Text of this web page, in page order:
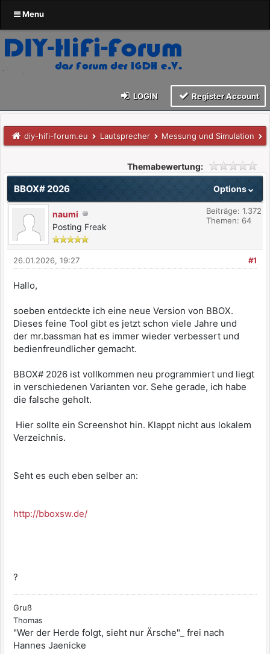
Menu
LOGIN Register Account
diy-hifi-forum.eu Lautsprecher Messung und Simulation
Themabewertung:
Options
BBOX# 2026
naumi
Posting Freak
Beiträge: 1.372
Themen: 64
#1
26.01.2026, 19:27
Hallo,
soeben entdeckte ich eine neue Version von BBOX.
Dieses feine Tool gibt es jetzt schon viele Jahre und
der mr.bassman hat es immer wieder verbessert und
bedienfreundlicher gemacht.
BBOX# 2026 ist vollkommen neu programmiert und liegt
in verschiedenen Varianten vor. Sehe gerade, ich habe
die falsche geholt.
Hier sollte ein Screenshot hin. Klappt nicht aus lokalem
Verzeichnis.
Seht es euch eben selber an:
http://bboxsw.de/
?
Gruß
Thomas
"Wer der Herde folgt, sieht nur Ärsche"_ frei nach
Hannes Jaenicke